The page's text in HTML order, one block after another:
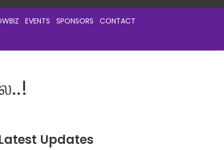
EVENTS SPONSORS CONTACT
Updates